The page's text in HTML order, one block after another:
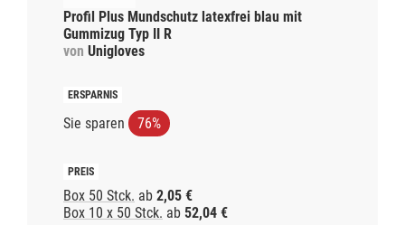
Profil Plus Mundschutz latexfrei blau mit
Gummizug Typ II R
von Unigloves
Sie sparen 76%
Box 50 Stck. ab 2,05 €
Box 10 x 50 Stck. ab 52,04 €